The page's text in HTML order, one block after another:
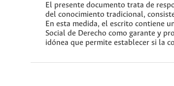
El presente documento trata de
del conocimiento tradicional,
En esta medida, el escrito contiene
Social de Derecho como garante y
idónea que permite establecer si la